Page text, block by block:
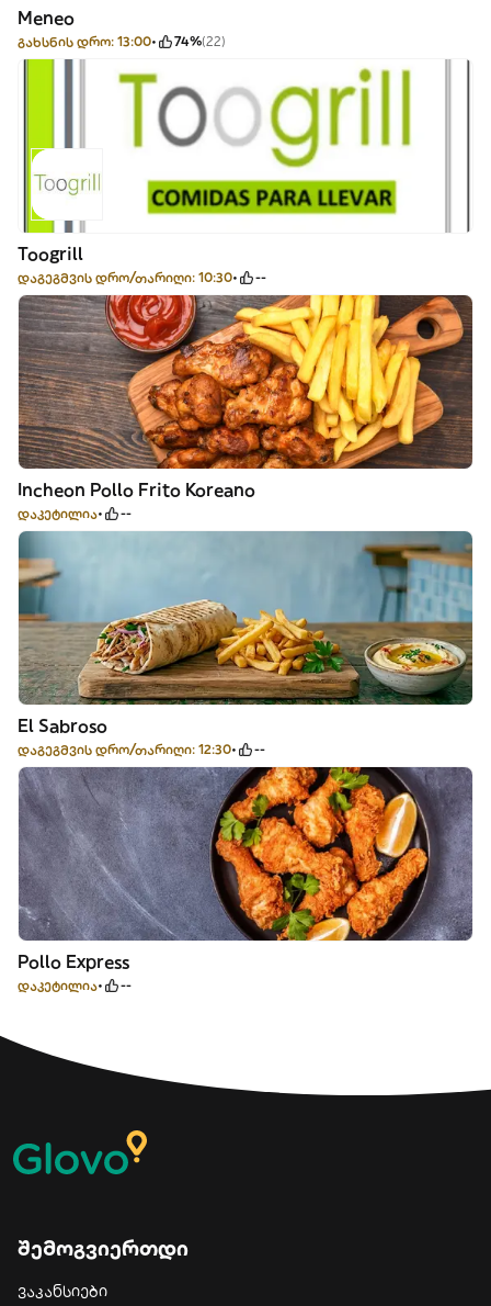
Meneo
გახსნის დრო: 13:00 74%(22)
Toogrill
დაგეგმვის დრო/თარიღი: 10:30 --
Incheon Pollo Frito Koreano
დაკეტილია --
El Sabroso
დაგეგმვის დრო/თარიღი: 12:30 --
Pollo Express
დაკეტილია --
შემოგვიერთდი
ვაკანსიები